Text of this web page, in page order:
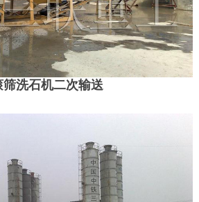
筛洗石机二次输送